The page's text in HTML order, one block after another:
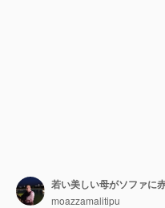
moazzamalitipu